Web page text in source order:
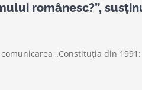
românesc?”,
„Constituția din